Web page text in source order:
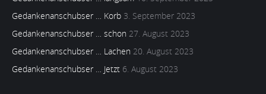
Gedankenanschubser … Korb 3. September 2023
Gedankenanschubser … schon 27. August 2023
Gedankenanschubser … Lachen 20. August 2023
Gedankenanschubser … Jetzt 6. August 2023